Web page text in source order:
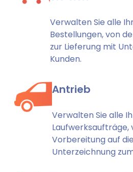
Verwalten Sie alle
Bestellungen, von
zur Lieferung mit
Kunden.
Antrieb
Verwalten Sie alle
Laufwerksaufträge,
Vorbereitung auf
Unterzeichnung